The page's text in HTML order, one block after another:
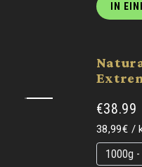
IN
€38.99
38,99€ /